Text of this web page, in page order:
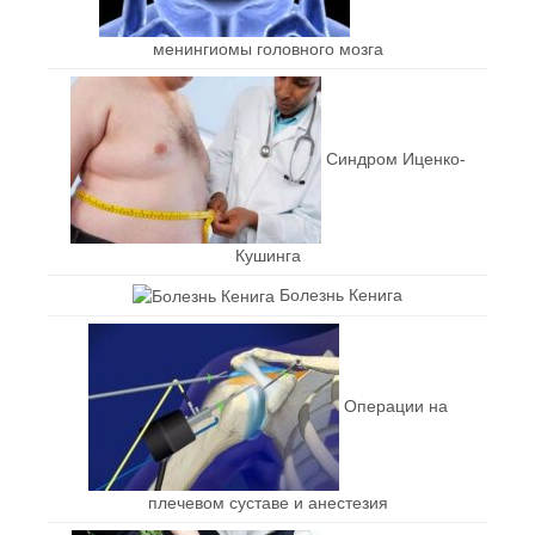
менингиомы головного мозга
Синдром Иценко-
Кушинга
Болезнь Кенига
Операции на
плечевом суставе и анестезия